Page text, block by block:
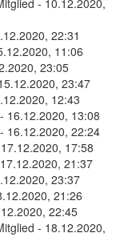
- 10.12.2020,
22:31
11:06
23:05
23:47
12:43
- 16.12.2020, 13:08
- 16.12.2020, 22:24
17:58
21:37
23:37
21:26
22:45
- 18.12.2020,